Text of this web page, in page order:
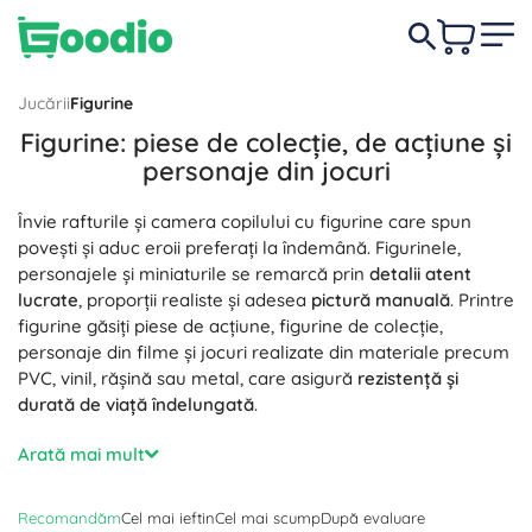
JucăriiFigurine
Figurine: piese de colecție, de acțiune și
personaje din jocuri
Învie rafturile și camera copilului cu figurine care spun
povești și aduc eroii preferați la îndemână. Figurinele,
personajele și miniaturile se remarcă prin detalii atent
lucrate, proporții realiste și adesea pictură manuală. Printre
figurine găsiți piese de acțiune, figurine de colecție,
personaje din filme și jocuri realizate din materiale precum
PVC, vinil, rășină sau metal, care asigură rezistență și
durată de viață îndelungată.
Alegeți din diferite dimensiuni și scări (1:6, 1:12, 1:18) – de la
mini figurine de buzunar până la statuete expresive pentru
interschimbabileși accesorii bogate, astfel încât puteți crea
Arată mai mult
RecomandămCel mai ieftinCel mai scumpDupă evaluare